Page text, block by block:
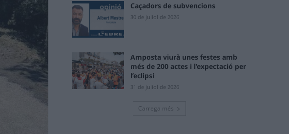
Caçadors de subvencions
30 de juliol de 2026
Amposta viurà unes festes amb
més de 200 actes i l’expectació per
l’eclipsi
31 de juliol de 2026
Carrega més